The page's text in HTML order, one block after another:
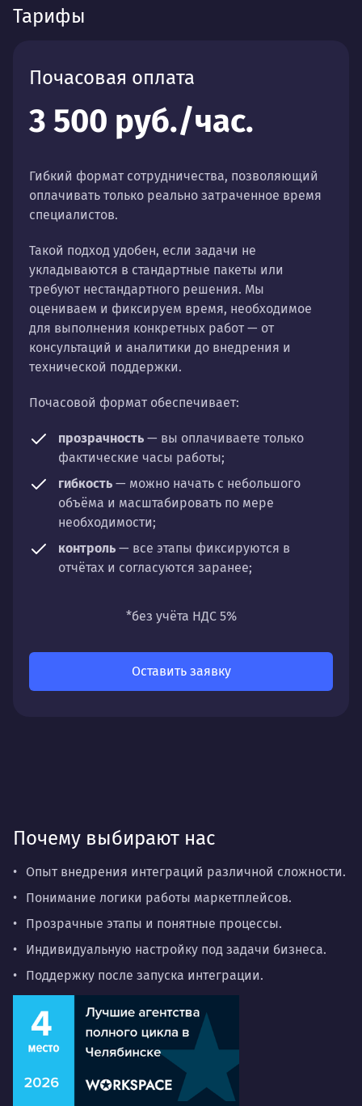
Тарифы
Почасовая оплата
3 500 руб./час.
Гибкий формат сотрудничества, позволяющий
оплачивать только реально затраченное время
специалистов.
Такой подход удобен, если задачи не
укладываются в стандартные пакеты или
требуют нестандартного решения. Мы
оцениваем и фиксируем время, необходимое
для выполнения конкретных работ — от
консультаций и аналитики до внедрения и
технической поддержки.
Почасовой формат обеспечивает:
прозрачность — вы оплачиваете только
фактические часы работы;
гибкость — можно начать с небольшого
объёма и масштабировать по мере
необходимости;
контроль — все этапы фиксируются в
отчётах и согласуются заранее;
направлений: стратегии, настройки,
*без учёта НДС 5%
Оставить заявку
Почему выбирают нас
Опыт внедрения интеграций различной сложности.
Понимание логики работы маркетплейсов.
Прозрачные этапы и понятные процессы.
Индивидуальную настройку под задачи бизнеса.
Поддержку после запуска интеграции.